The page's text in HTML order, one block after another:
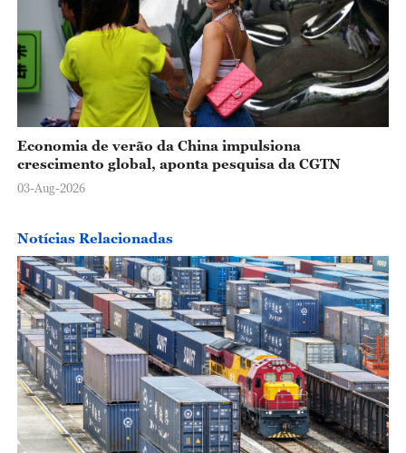
Economia de verão da China impulsiona
crescimento global, aponta pesquisa da CGTN
03-Aug-2026
Notícias Relacionadas